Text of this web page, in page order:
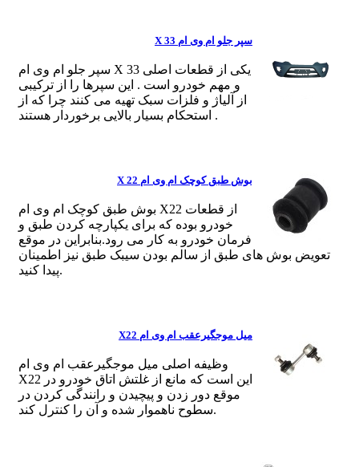
سپر جلو ام وی ام X 33
سپر جلو ام وی ام X 33 یکی از قطعات اصلی
و مهم خودرو است . این سپرها را از ترکیبی
از آلیاژ و فلزات سبک تهیه می کنند چرا که از
استحکام بسیار بالایی برخوردار هستند .
بوش طبق کوچک ام وی ام X 22
بوش طبق کوچک ام وی ام X22 از قطعات
خودرو بوده که برای یکپارچه کردن طبق و
فرمان خودرو به کار می رود.بنابراین در موقع
تعویض بوش های طبق از سالم بودن سیبک طبق نیز اطمینان
پیدا کنید.
میل موجگیرعقب ام وی ام X22
وظیفه اصلی میل موجگیرعقب ام وی ام
X22 این است که مانع از غلتش اتاق خودرو در
موقع دور زدن و پیچیدن و رانندگی کردن در
سطوح ناهموار شده و آن را کنترل کند.